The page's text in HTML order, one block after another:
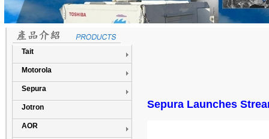
Tait
Motorola
Sepura
Jotron
AOR
Sepura Launches